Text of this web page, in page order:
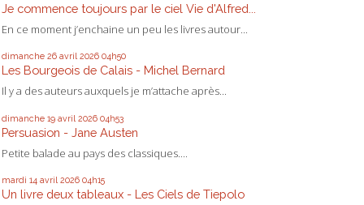
Je commence toujours par le ciel Vie d'Alfred...
En ce moment j’enchaine un peu les livres autour...
dimanche 26 avril 2026 04h50
Les Bourgeois de Calais - Michel Bernard
Il y a des auteurs auxquels je m’attache après...
dimanche 19 avril 2026 04h53
Persuasion - Jane Austen
Petite balade au pays des classiques....
mardi 14 avril 2026 04h15
Un livre deux tableaux - Les Ciels de Tiepolo